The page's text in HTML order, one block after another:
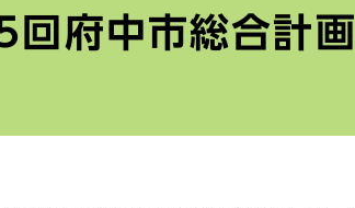
府中市総合計